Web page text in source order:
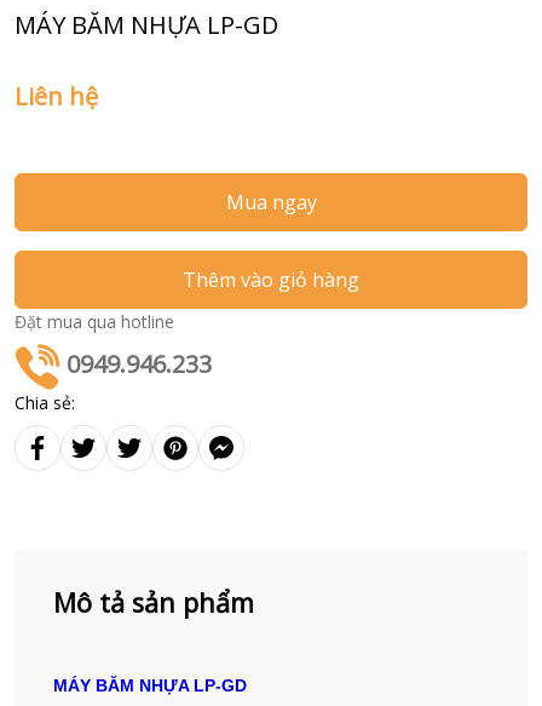
MÁY BĂM NHỰA LP-GD
Liên hệ
Mua ngay
Thêm vào giỏ hàng
Đặt mua qua hotline
0949.946.233
Chia sẻ:
Mô tả sản phẩm
MÁY BĂM NHỰA LP-GD